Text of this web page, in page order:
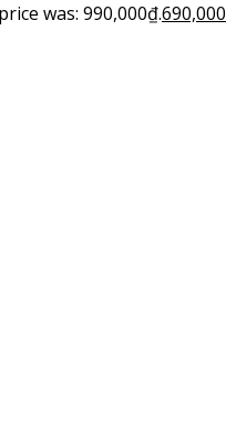
was: 990,000₫.690,000